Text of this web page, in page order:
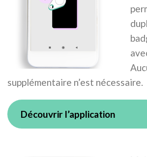
supplémentaire n’est nécessaire.
Découvrir l’application